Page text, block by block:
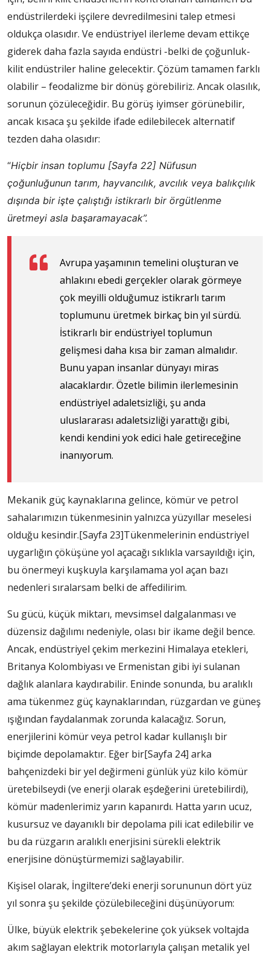
endüstrilerdeki işçilere devredilmesini talep etmesi
oldukça olasıdır. Ve endüstriyel ilerleme devam ettikçe
giderek daha fazla sayıda endüstri -belki de çoğunluk-
kilit endüstriler haline gelecektir. Çözüm tamamen farklı
olabilir – feodalizme bir dönüş görebiliriz. Ancak olasılık,
sorunun çözüleceğidir. Bu görüş iyimser görünebilir,
ancak kısaca şu şekilde ifade edilebilecek alternatif
tezden daha olasıdır:
“Hiçbir insan toplumu [Sayfa 22] Nüfusun
çoğunluğunun tarım, hayvancılık, avcılık veya balıkçılık
dışında bir işte çalıştığı istikrarlı bir örgütlenme
üretmeyi asla başaramayacak”.
Avrupa yaşamının temelini oluşturan ve
ahlakını ebedi gerçekler olarak görmeye
çok meyilli olduğumuz istikrarlı tarım
toplumunu üretmek birkaç bin yıl sürdü.
İstikrarlı bir endüstriyel toplumun
gelişmesi daha kısa bir zaman almalıdır.
Bunu yapan insanlar dünyayı miras
alacaklardır. Özetle bilimin ilerlemesinin
endüstriyel adaletsizliği, şu anda
uluslararası adaletsizliği yarattığı gibi,
kendi kendini yok edici hale getireceğine
inanıyorum.
Mekanik güç kaynaklarına gelince, kömür ve petrol
sahalarımızın tükenmesinin yalnızca yüzyıllar meselesi
olduğu kesindir.[Sayfa 23]Tükenmelerinin endüstriyel
uygarlığın çöküşüne yol açacağı sıklıkla varsayıldığı için,
bu önermeyi kuşkuyla karşılamama yol açan bazı
nedenleri sıralarsam belki de affedilirim.
Su gücü, küçük miktarı, mevsimsel dalgalanması ve
düzensiz dağılımı nedeniyle, olası bir ikame değil bence.
Ancak, endüstriyel çekim merkezini Himalaya etekleri,
Britanya Kolombiyası ve Ermenistan gibi iyi sulanan
dağlık alanlara kaydırabilir. Eninde sonunda, bu aralıklı
ama tükenmez güç kaynaklarından, rüzgardan ve güneş
ışığından faydalanmak zorunda kalacağız. Sorun,
enerjilerini kömür veya petrol kadar kullanışlı bir
biçimde depolamaktır. Eğer bir[Sayfa 24] arka
bahçenizdeki bir yel değirmeni günlük yüz kilo kömür
üretebilseydi (ve enerji olarak eşdeğerini üretebilirdi),
kömür madenlerimiz yarın kapanırdı. Hatta yarın ucuz,
kusursuz ve dayanıklı bir depolama pili icat edilebilir ve
bu da rüzgarın aralıklı enerjisini sürekli elektrik
enerjisine dönüştürmemizi sağlayabilir.
Kişisel olarak, İngiltere’deki enerji sorununun dört yüz
yıl sonra şu şekilde çözülebileceğini düşünüyorum:
Ülke, büyük elektrik şebekelerine çok yüksek voltajda
akım sağlayan elektrik motorlarıyla çalışan metalik yel